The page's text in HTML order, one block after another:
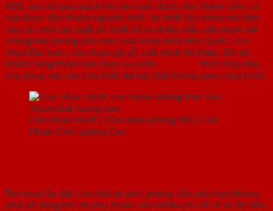
ABS, sau đó qua quá trình sản xuất được đúc thành tấm, có
loại được đúc thành nguyên khối. Từ chất liệu nhựa mà hiện
nay các nhà sản xuất đã thiết kế ra nhiều mẫu cửa nhựa với
chủng loại phong phú như: cửa nhựa ABS Hàn Quốc, cửa
nhựa Đài loan, cửa nhựa giả gỗ, cửa nhựa lõi thép…Do đó
khách hàng thoải mái chọn lựa mẫu
thích hợp đáp
ứng đúng yêu cầu cho thiết kế nội thất không gian công trình.
Cửa nhựa toilet | Cửa nhựa phòng tắm | Cửa
Nhựa Chất Lượng Cao
Tìm mua lắp đặt cửa nhà vệ sinh, phòng tắm phù hợp không
phải dễ dàng bởi nó phụ thuộc vào nhiều yếu tố về về độ bền,